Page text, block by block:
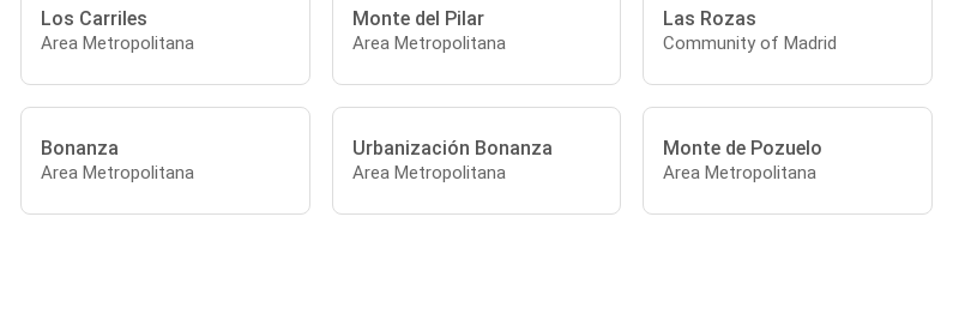
Los Carriles
Area Metropolitana
Monte del Pilar
Area Metropolitana
Las Rozas
Community of Madrid
Bonanza
Area Metropolitana
Urbanización Bonanza
Area Metropolitana
Monte de Pozuelo
Area Metropolitana